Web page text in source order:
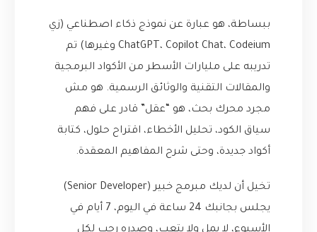
ببساطة، هو عبارة عن نموذج ذكاء اصطناعي (زي
ChatGPT، Copilot Chat، Codeium وغيرها) تم
تدريبه على مليارات الأسطر من الأكواد البرمجية
والمقالات التقنية والوثائق الرسمية. هو مش
مجرد محرك بحث، هو “عقل” قادر على فهم
سياق الكود، تحليل الأخطاء، اقتراح حلول، كتابة
أكواد جديدة، وحتى شرح المفاهيم المعقدة.
تخيل أن لديك مبرمج خبير (Senior Developer)
يجلس بجانبك 24 ساعة في اليوم، 7 أيام في